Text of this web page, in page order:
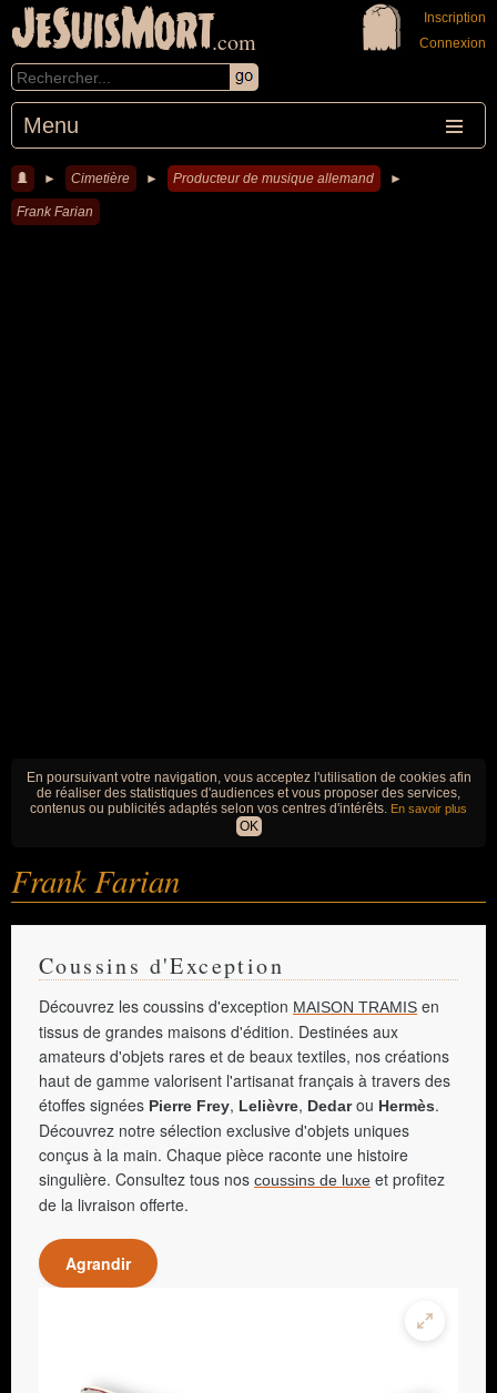
JeSuisMort.com
Menu
Inscription
Connexion
► Cimetière ► Producteur de musique allemand ►
Frank Farian
En poursuivant votre navigation, vous acceptez l'utilisation de cookies afin
de réaliser des statistiques d'audiences et vous proposer des services,
contenus ou publicités adaptés selon vos centres d'intérêts. En savoir plus
OK
Frank Farian
Coussins d'Exception
Découvrez les coussins d'exception MAISON TRAMIS en
tissus de grandes maisons d'édition. Destinées aux
amateurs d'objets rares et de beaux textiles, nos créations
haut de gamme valorisent l'artisanat français à travers des
étoffes signées Pierre Frey, Lelièvre, Dedarou Hermès.
Découvrez notre sélection exclusive d'objets uniques
conçus à la main. Chaque pièce raconte une histoire
singulière. Consultez tous nos coussins de luxe et profitez
de la livraison offerte.
Agrandir